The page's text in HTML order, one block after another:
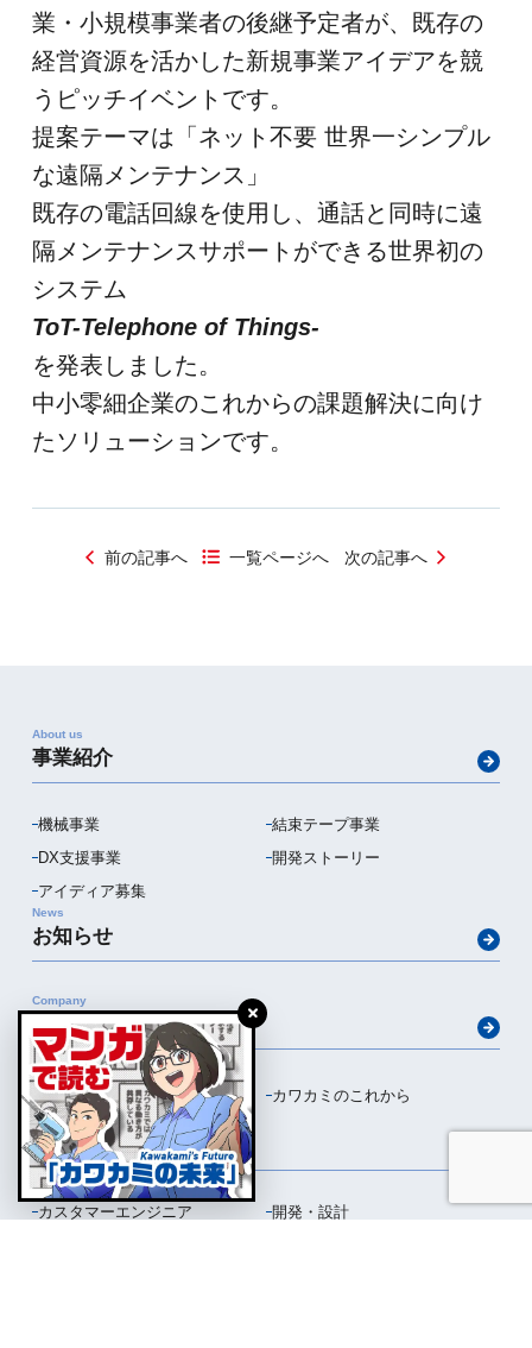
業・小規模事業者の後継予定者が、既存の
経営資源を活かした新規事業アイデアを競
うピッチイベントです。
提案テーマは「ネット不要 世界一シンプル
な遠隔メンテナンス」
既存の電話回線を使用し、通話と同時に遠
隔メンテナンスサポートができる世界初の
システム
ToT-Telephone of Things-
を発表しました。
中小零細企業のこれからの課題解決に向け
たソリューションです。
前の記事へ 一覧ページへ 次の記事へ
About us
事業紹介
機械事業
結束テープ事業
DX支援事業
開発ストーリー
アイディア募集
News
お知らせ
Company
会社概要
会社概要 カワカミのこれから
Recruit
採用情報
カスタマーエンジニア
開発・設計